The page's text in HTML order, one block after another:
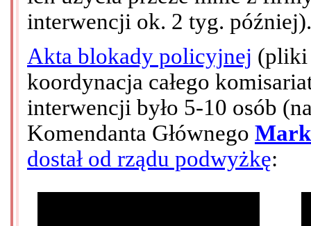
interwencji ok. 2 tyg.
Akta blokady policyjnej (pliki
koordynacja całego
interwencji było 5-10 osób
Komendanta Głównego
dostał od rządu podwyżkę: